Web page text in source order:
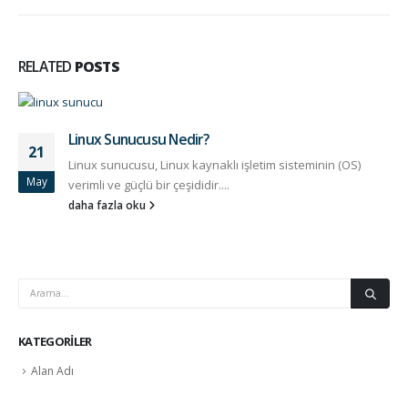
RELATED POSTS
21
May
Linux Sunucusu Nedir?
Linux sunucusu, Linux kaynaklı işletim sisteminin (OS)
verimli ve güçlü bir çeşididir....
daha fazla oku
KATEGORILER
Alan Adı